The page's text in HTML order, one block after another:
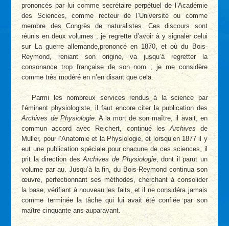
prononcés par lui comme secrétaire perpétuel de l’Académie
des Sciences, comme recteur de l’Université ou comme
membre des Congrès de naturalistes. Ces discours sont
réunis en deux volumes ; je regrette d’avoir à y signaler celui
sur La guerre allemande,prononcé en 1870, et où du Bois-
Reymond, reniant son origine, va jusqu’à regretter la
consonance trop française de son nom ; je me considère
comme très modéré en n’en disant que cela.
Parmi les nombreux services rendus à la science par
l’éminent physiologiste, il faut encore citer la publication des
Archives de Physiologie. A la mort de son maître, il avait, en
commun accord avec Reichert, continué les Archives de
Muller, pour l’Anatomie et la Physiologie, et lorsqu’en 1877 il y
eut une publication spéciale pour chacune de ces sciences, il
prit la direction desArchives de Physiologie, dont il parut un
volume par au. Jusqu’à la fin, du Bois-Reymond continua son
œuvre, perfectionnant ses méthodes, cherchant à consolider
la base, vérifiant à nouveau les faits, et il ne considéra jamais
comme terminée la tâche qui lui avait été confiée par son
maître cinquante ans auparavant.